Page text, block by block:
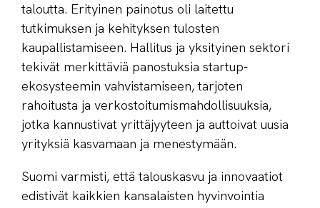
taloutta. Erityinen painotus oli laitettu
tutkimuksen ja kehityksen tulosten
kaupallistamiseen. Hallitus ja yksityinen sektori
tekivät merkittäviä panostuksia startup-
ekosysteemin vahvistamiseen, tarjoten
rahoitusta ja verkostoitumismahdollisuuksia,
jotka kannustivat yrittäjyyteen ja auttoivat uusia
yrityksiä kasvamaan ja menestymään.
Suomi varmisti, että talouskasvu ja innovaatiot
edistivät kaikkien kansalaisten hyvinvointia